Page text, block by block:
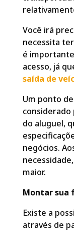
Você irá
necessita
é
acesso, já
saída de
Um ponto
considerado
do aluguel,
negócios.
maior.
Montar sua
Existe a
através de